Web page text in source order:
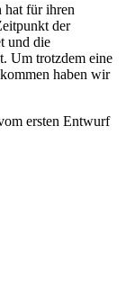
hat für ihren
der
und die
Um trotzdem eine
haben wir
ersten Entwurf